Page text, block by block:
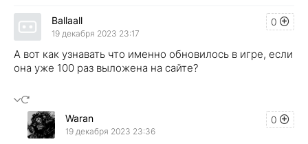
0
Ballaall
19 декабря 2023 23:17
А вот как узнавать что именно обновилось в игре, если
она уже 100 раз выложена на сайте?
0
Waran
19 декабря 2023 23:36